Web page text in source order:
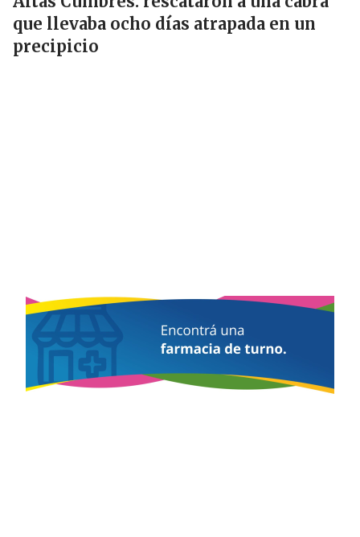
que llevaba ocho días atrapada en un
precipicio